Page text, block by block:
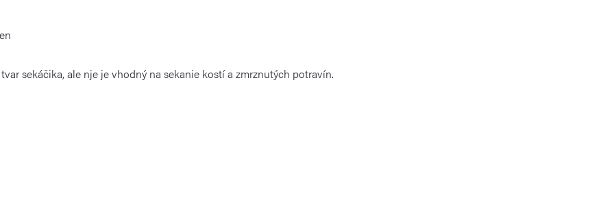
sekáčika, ale nje jevhodný na sekanie kostí a zmrznutých potravín.